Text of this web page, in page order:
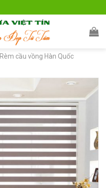
Rèm cầu vồng Hàn Quốc